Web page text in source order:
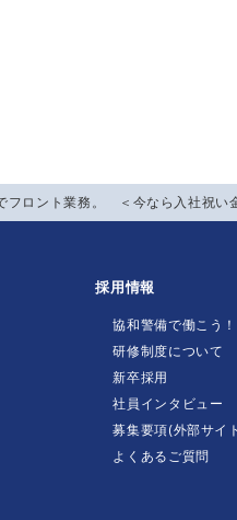
ロント業務。 ＜今なら入社祝い
採用情報
協和警備で働こう！
研修制度について
新卒採用
社員インタビュー
募集要項(外部サイ
よくあるご質問